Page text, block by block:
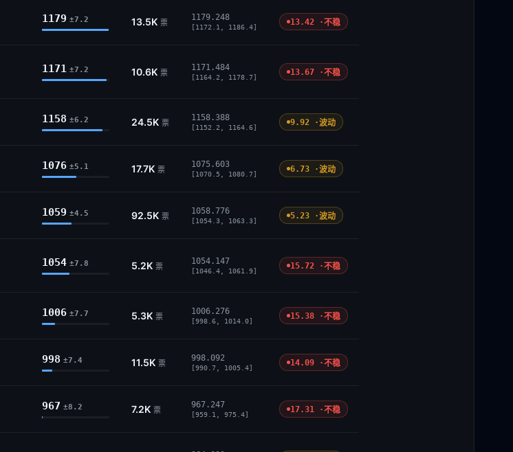
1179 ±7.2 13.5K 票
1179.248
[1172.1, 1186.4]
13.42 ·不稳
1171 ±7.2 10.6K 票
1171.484
[1164.2, 1178.7]
13.67 ·不稳
1158 ±6.2 24.5K 票
1158.388
[1152.2, 1164.6]
9.92 ·波动
1076 ±5.1 17.7K 票
1075.603
[1070.5, 1080.7]
6.73 ·波动
1059 ±4.5 92.5K 票
1058.776
[1054.3, 1063.3]
5.23 ·波动
1054 ±7.8 5.2K 票
1054.147
[1046.4, 1061.9]
15.72 ·不稳
1006 ±7.7 5.3K 票
1006.276
[998.6, 1014.0]
15.38 ·不稳
998 ±7.4 11.5K 票
998.092
[990.7, 1005.4]
14.09 ·不稳
967 ±8.2 7.2K 票
967.247
[959.1, 975.4]
17.31 ·不稳